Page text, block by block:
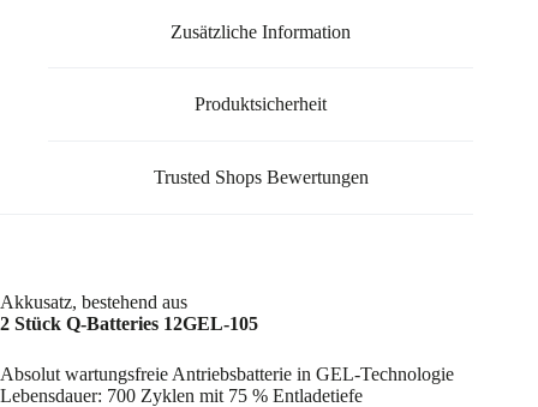
Zusätzliche Information
Produktsicherheit
Trusted Shops Bewertungen
Akkusatz, bestehend aus
2 Stück Q-Batteries 12GEL-105
Absolut wartungsfreie Antriebsbatterie in GEL-Technologie
Lebensdauer: 700 Zyklen mit 75 % Entladetiefe